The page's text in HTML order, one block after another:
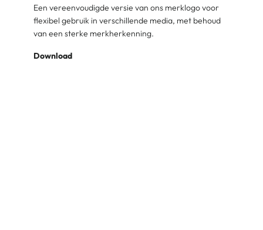
Een vereenvoudigde versie van ons merklogo voor
flexibel gebruik in verschillende media, met behoud
van een sterke merkherkenning.
Download